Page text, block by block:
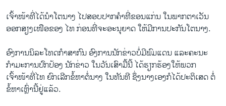
ເຈົ້າໜ້າທີ່ໄດ້ນຳໂຕນາງ ໄປສອບປາກຄຳທີ່ຂອນແກ່ນ ໃນພາກຕາເວັນ
ອອກສຽງເໜືອຂອງ ໄທ ກ່ອນທີ່ຈະອະນຸຍາດ ໃຫ້ມີການປະກັນໂຕນາງ.
ອົງການນິລະໂທດກຳສາກົນ ອົງການນັກຂ່າວບໍ່ມີພົມແດນ ແລະຄະນະ
ກຳມະການປົກປ້ອງ ນັກຂ່າວ ໃນວັນເສົາມື້ນີ້ ໄດ້ຮຽກຮ້ອງໃຫ້ພວກ
ເຈົ້າໜ້າທີ່ໄທ ຍົກເລີກຂໍ້ຫາຕໍ່ນາງ ໃນທັນທີ ຊຶ່ງນາງເອງກໍໄດ້ປະຕິເສດ ຕໍ່
ຂໍ້ຫາເຫຼົ່ານີ້ຢູ່ແລ້ວ.